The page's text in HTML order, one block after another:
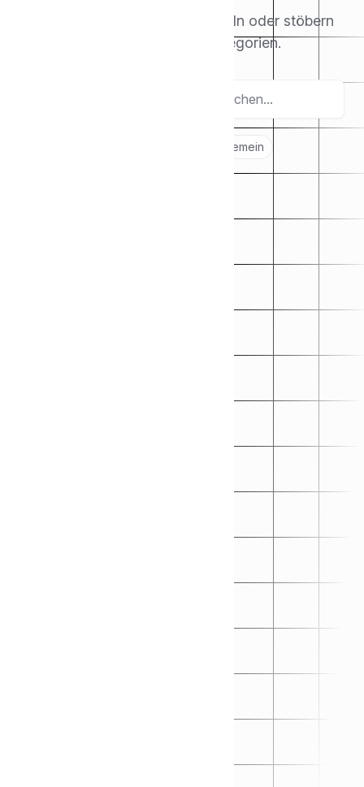
Suchen Sie hier nach den Artikeln oder stöbern
Sie in den unten stehenden Kategorien.
Allgemein